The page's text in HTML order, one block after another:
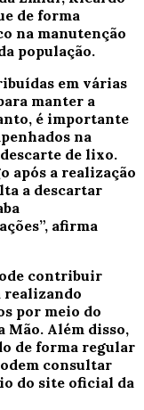
de forma
na manutenção
população.
em várias
manter a
é importante
na
de lixo.
após a realização
a descartar
afirma
contribuir
realizando
por meio do
Mão. Além disso,
de forma regular
consultar
do site oficial da